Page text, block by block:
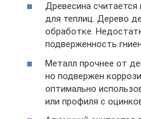
Древесина
для теплиц. Дерево
обработке.
подверженность
Металл прочнее от
но подвержен
оптимально
или профиля с